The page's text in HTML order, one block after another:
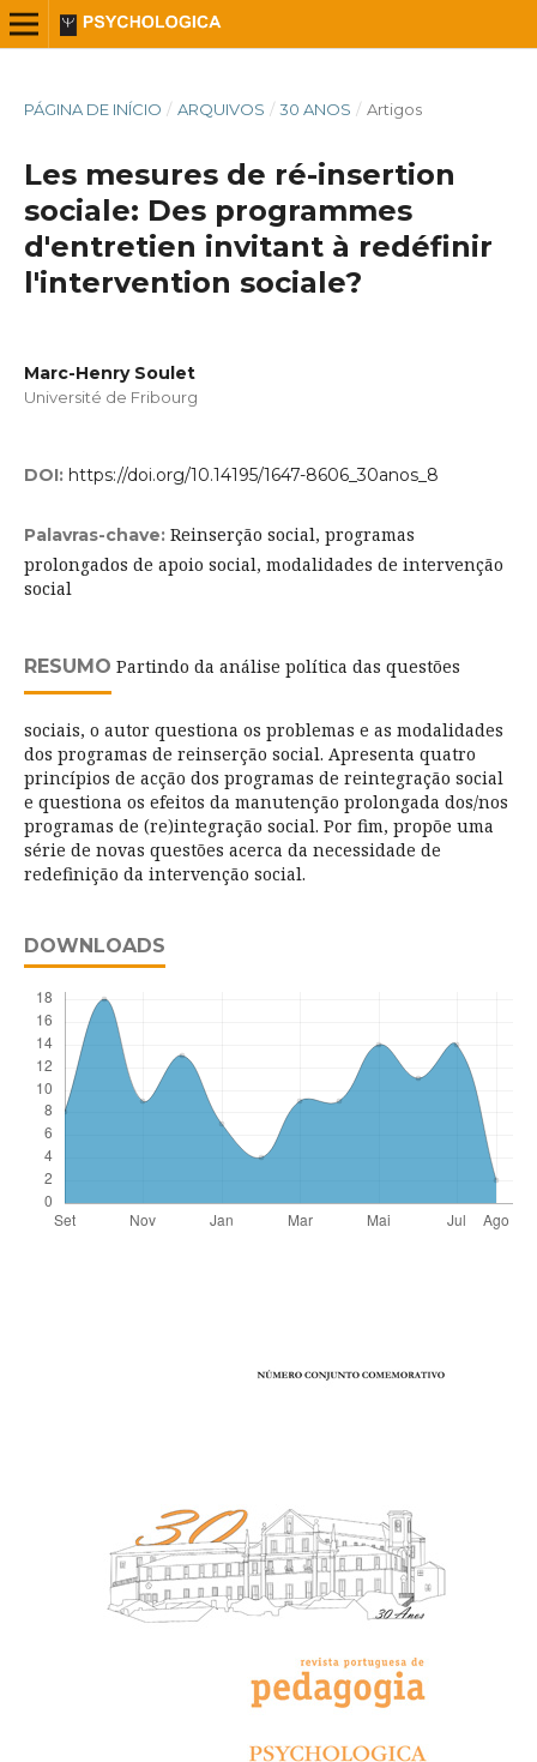
PÁGINA DE INÍCIO / ARQUIVOS / 30 ANOS / Artigos
Les mesures de ré-insertion
sociale: Des programmes
d'entretien invitant à redéfinir
l'intervention sociale?
Marc-Henry Soulet
Université de Fribourg
DOI: https://doi.org/10.14195/1647-8606_30anos_8
Palavras-chave: Reinserção social, programas
prolongados de apoio social, modalidades de intervenção
social
RESUMO Partindo da análise política das questões
sociais, o autor questiona os problemas e as modalidades
dos programas de reinserção social. Apresenta quatro
princípios de acção dos programas de reintegração social
e questiona os efeitos da manutenção prolongada dos/nos
programas de (re)integração social. Por fim, propõe uma
série de novas questões acerca da necessidade de
redefinição da intervenção social.
DOWNLOADS